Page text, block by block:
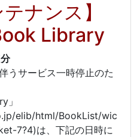
ナンス】
Library
うサービス一時停止のた
」
elib/html/BookList/wic
7?4)は、下記の日時に